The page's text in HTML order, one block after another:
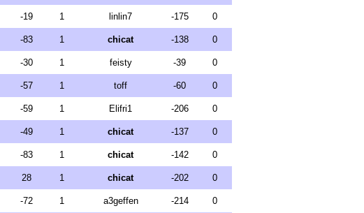
-19 1 linlin7 -175 0
-83 1 chicat -138 0
-30 1 feisty -39 0
-57 1 toff -60 0
-59 1 Elifri1 -206 0
-49 1 chicat -137 0
-83 1 chicat -142 0
28 1 chicat -202 0
-72 1 a3geffen -214 0